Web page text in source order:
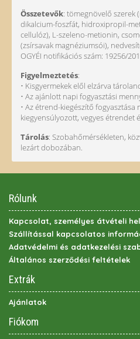
Összetevők: tömegnövelő szerek
dikalcium-foszfát, hidroxipropil-
cellulóz), L-szeleno-metionin,
(zsírsavak magnéziumsói),
OGYÉI notifikációs szám: 19256/
Figyelmeztetés:
• Kisgyermekek elől elzárva
• Az ajánlott napi fogyasztási
• Az étrend-kiegészítő fogyasztása
kiegyensúlyozott, vegyes étrendet
Tárolás: Szobahőmérsékleten,
lezárt dobozában.
Rólunk
Kapcsolat, személyes átvételi
Szállítással kapcsolatos
Adatvédelmi és adatkezelési
Általános szerződési feltételek
Extrák
Ajánlatok
Fiókom